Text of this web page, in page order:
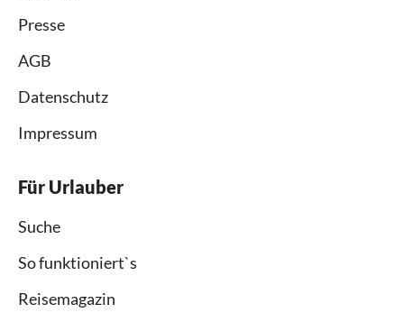
Presse
AGB
Datenschutz
Impressum
Für Urlauber
Suche
So funktioniert`s
Reisemagazin